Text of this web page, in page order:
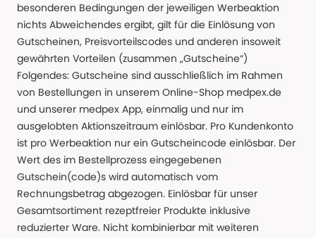
besonderen Bedingungen der jeweiligen Werbeaktion
nichts Abweichendes ergibt, gilt für die Einlösung von
Gutscheinen, Preisvorteilscodes und anderen insoweit
gewährten Vorteilen (zusammen „Gutscheine“)
Folgendes: Gutscheine sind ausschließlich im Rahmen
von Bestellungen in unserem Online-Shop medpex.de
und unserer medpex App, einmalig und nur im
ausgelobten Aktionszeitraum einlösbar. Pro Kundenkonto
ist pro Werbeaktion nur ein Gutscheincode einlösbar. Der
Wert des im Bestellprozess eingegebenen
Gutschein(code)s wird automatisch vom
Rechnungsbetrag abgezogen. Einlösbar für unser
Gesamtsortiment rezeptfreier Produkte inklusive
reduzierter Ware. Nicht kombinierbar mit weiteren